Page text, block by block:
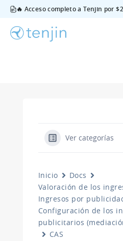
Ver categorías
Inicio
Docs
Valoración de los
Ingresos por
Configuración de los
publicitarios
CAS